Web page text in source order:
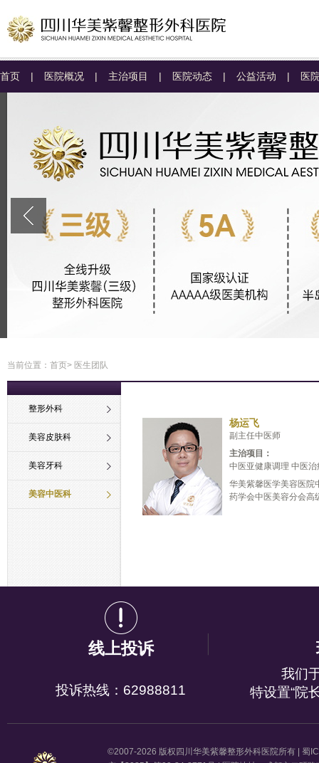
首页 | 医院概况 | 主治项目 | 医院动态 | 公益活动 | 医
当前位置： 首页> 医生团队
整形外科
美容皮肤科
美容牙科
美容中医科
杨运飞
副主任中医师
主治项目：
中医亚健康调理 中医治
华美紫馨医学美容医院
药学会中医美容分会高
线上投诉
投诉热线：62988811
我们
特设置“院
©2007-2026 版权四川华美紫馨整形外科医院所有 | 蜀